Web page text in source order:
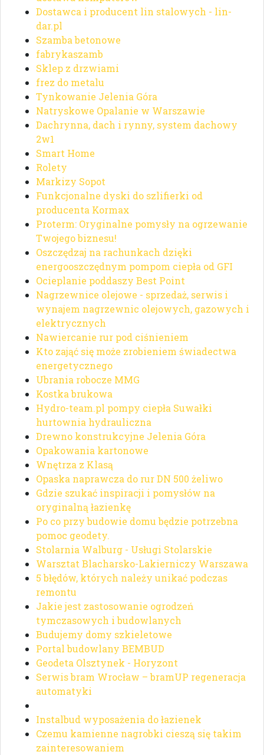
Dostawca i producent lin stalowych - lin-
dar.pl
Szamba betonowe
fabrykaszamb
Sklep z drzwiami
frez do metalu
Tynkowanie Jelenia Góra
Natryskowe Opalanie w Warszawie
Dachrynna, dach i rynny, system dachowy
2w1
Smart Home
Rolety
Markizy Sopot
Funkcjonalne dyski do szlifierki od
producenta Kormax
Proterm: Oryginalne pomysły na ogrzewanie
Twojego biznesu!
Oszczędzaj na rachunkach dzięki
energooszczędnym pompom ciepła od GFI
Ocieplanie poddaszy Best Point
Nagrzewnice olejowe - sprzedaż, serwis i
wynajem nagrzewnic olejowych, gazowych i
elektrycznych
Nawiercanie rur pod ciśnieniem
Kto zająć się może zrobieniem świadectwa
energetycznego
Ubrania robocze MMG
Kostka brukowa
Hydro-team.pl pompy ciepła Suwałki
hurtownia hydrauliczna
Drewno konstrukcyjne Jelenia Góra
Opakowania kartonowe
Wnętrza z Klasą
Opaska naprawcza do rur DN 500 żeliwo
Gdzie szukać inspiracji i pomysłów na
oryginalną łazienkę
Po co przy budowie domu będzie potrzebna
pomoc geodety.
Stolarnia Walburg - Usługi Stolarskie
Warsztat Blacharsko-Lakierniczy Warszawa
5 błędów, których należy unikać podczas
remontu
Jakie jest zastosowanie ogrodzeń
tymczasowych i budowlanych
Budujemy domy szkieletowe
Portal budowlany BEMBUD
Geodeta Olsztynek - Horyzont
Serwis bram Wrocław – bramUP regeneracja
automatyki
Instalbud wyposażenia do łazienek
Czemu kamienne nagrobki cieszą się takim
zainteresowaniem